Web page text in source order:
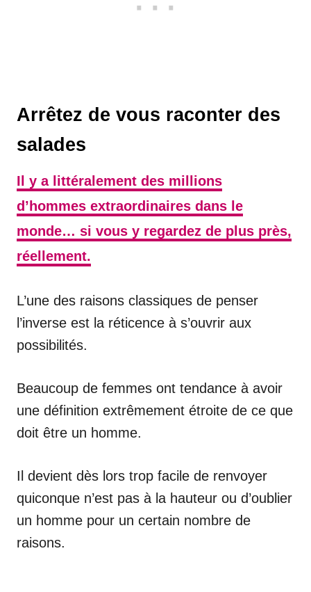
Arrêtez de vous raconter des
salades
Il y a littéralement des millions
d’hommes extraordinaires dans le
monde… si vous y regardez de plus près,
réellement.
L’une des raisons classiques de penser
l’inverse est la réticence à s’ouvrir aux
possibilités.
Beaucoup de femmes ont tendance à avoir
une définition extrêmement étroite de ce que
doit être un homme.
Il devient dès lors trop facile de renvoyer
quiconque n’est pas à la hauteur ou d’oublier
un homme pour un certain nombre de
raisons.